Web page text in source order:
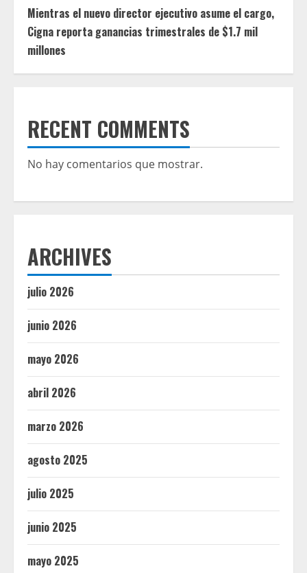
Mientras el nuevo director ejecutivo asume el cargo,
Cigna reporta ganancias trimestrales de $1.7 mil
millones
RECENT COMMENTS
No hay comentarios que mostrar.
ARCHIVES
julio 2026
junio 2026
mayo 2026
abril 2026
marzo 2026
agosto 2025
julio 2025
junio 2025
mayo 2025